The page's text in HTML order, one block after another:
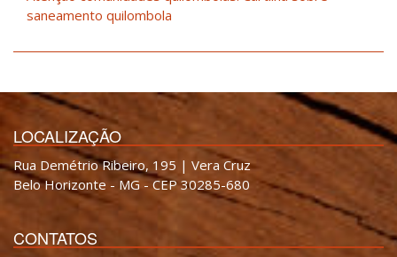
saneamento quilombola
LOCALIZAÇÃO
Rua Demétrio Ribeiro, 195 | Vera Cruz
Belo Horizonte - MG - CEP 30285-680
CONTATOS